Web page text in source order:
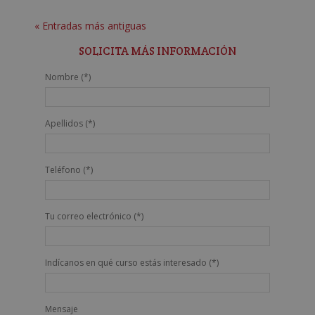
« Entradas más antiguas
SOLICITA MÁS INFORMACIÓN
Nombre (*)
Apellidos (*)
Teléfono (*)
Tu correo electrónico (*)
Indícanos en qué curso estás interesado (*)
Mensaje